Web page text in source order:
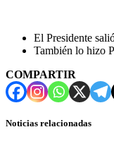
El Presidente
También lo hizo
COMPARTIR
Noticias relacionadas